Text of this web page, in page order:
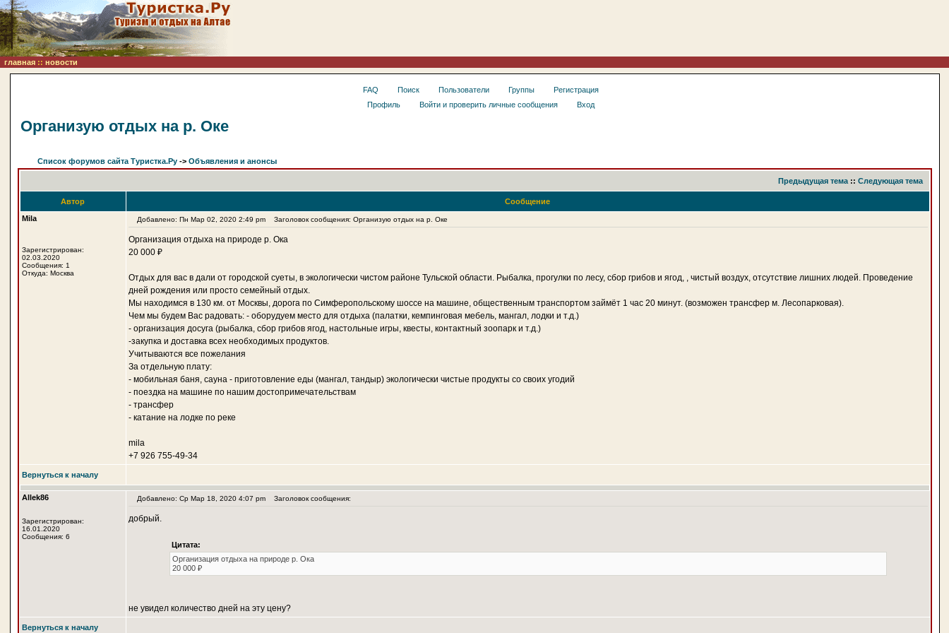
главная :: новости
FAQ Поиск Пользователи Группы
Регистрация
Профиль
Войти и проверить личные сообщения Вход
Организую отдых на р. Оке
Список форумов сайта Туристка.Ру-> Объявления и анонсы
Предыдущая тема:: Следующая тема
Автор
Сообщение
Mila
Зарегистрирован:
02.03.2020
Сообщения: 1
Откуда: Москва
Добавлено: Пн Мар 02, 2020 2:49 pm Заголовок сообщения: Организую отдых на р. Оке
Организация отдыха на природе р. Ока
20 000 ₽
Отдых для вас в дали от городской суеты, в экологически чистом районе Тульской области. Рыбалка, прогулки по лесу, сбор грибов и ягод, , чистый воздух, отсутствие лишних людей. Проведение
дней рождения или просто семейный отдых.
Мы находимся в 130 км. от Москвы, дорога по Симферопольскому шоссе на машине, общественным транспортом займёт 1 час 20 минут. (возможен трансфер м. Лесопарковая).
Чем мы будем Вас радовать: - оборудуем место для отдыха (палатки, кемпинговая мебель, мангал, лодки и т.д.)
- организация досуга (рыбалка, сбор грибов ягод, настольные игры, квесты, контактный зоопарк и т.д.)
-закупка и доставка всех необходимых продуктов.
Учитываются все пожелания
За отдельную плату:
- мобильная баня, сауна - приготовление еды (мангал, тандыр) экологически чистые продукты со своих угодий
- поездка на машине по нашим достопримечательствам
- трансфер
- катание на лодке по реке
mila
+7 926 755-49-34
Вернуться к началу
Allek86
Зарегистрирован:
16.01.2020
Сообщения: 6
Добавлено: Ср Мар 18, 2020 4:07 pm Заголовок сообщения:
добрый.
Цитата:
Организация отдыха на природе р. Ока
20 000 ₽
не увидел количество дней на эту цену?
Вернуться к началу